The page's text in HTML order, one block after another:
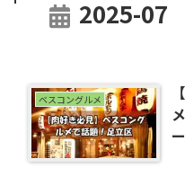
2025-07
ベスコングルメ